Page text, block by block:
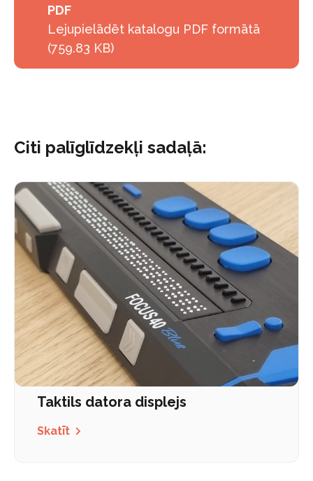
PDF
Lejupielādēt katalogu PDF formātā
(759.83 KB)
Citi palīglīdzekļi sadaļā:
Taktils datora displejs
Skatīt